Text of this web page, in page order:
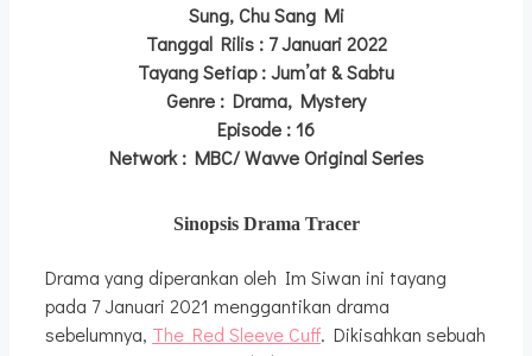
Sung, Chu Sang Mi
Tanggal Rilis : 7 Januari 2022
Tayang Setiap: Jum’at & Sabtu
Genre : Drama, Mystery
Episode : 16
Network: MBC/ Wavve Original Series
Sinopsis Drama Tracer
Drama yang diperankan oleh Im Siwan ini tayang
pada 7 Januari 2021 menggantikan drama
sebelumnya, The Red Sleeve Cuff. Dikisahkan sebuah